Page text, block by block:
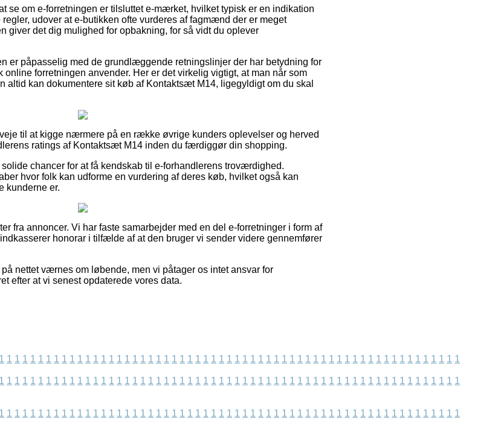
se om e-forretningen er tilsluttet e-mærket, hvilket typisk er en indikation
udover at e-butikken ofte vurderes af fagmænd der er meget
giver det dig mulighed for opbakning, for så vidt du oplever
er påpasselig med de grundlæggende retningslinjer der har betydning for
forretningen anvender. Her er det virkelig vigtigt, at man når som
altid kan dokumentere sit køb af Kontaktsæt M14, ligegyldigt om du skal
til at kigge nærmere på en række øvrige kunders oplevelser og herved
ratings af Kontaktsæt M14 inden du færdiggør din shopping.
chancer for at få kendskab til e-forhandlerens troværdighed.
hvor folk kan udforme en vurdering af deres køb, hvilket også kan
kunderne er.
fra annoncer. Vi har faste samarbejder med en del e-forretninger i form af
honorar i tilfælde af at den bruger vi sender videre gennemfører
nettet værnes om løbende, men vi påtager os intet ansvar for
efter at vi senest opdaterede vores data.
1 1 1 1 1 1 1 1 1 1 1 1 1 1 1 1 1 1 1 1 1 1 1 1 1 1 1 1 1 1 1 1 1 1 1 1 1 1 1 1 1 1 1 1 1 1 1 1 1 1 1 1 1 1 1 1 1 1 1
1 1 1 1 1 1 1 1 1 1 1 1 1 1 1 1 1 1 1 1 1 1 1 1 1 1 1 1 1 1 1 1 1 1 1 1 1 1 1 1 1 1 1 1 1 1 1 1 1 1 1 1 1 1 1 1 1 1 1
1 1 1 1 1 1 1 1 1 1 1 1 1 1 1 1 1 1 1 1 1 1 1 1 1 1 1 1 1 1 1 1 1 1 1 1 1 1 1 1 1 1 1 1 1 1 1 1 1 1 1 1 1 1 1 1 1 1 1